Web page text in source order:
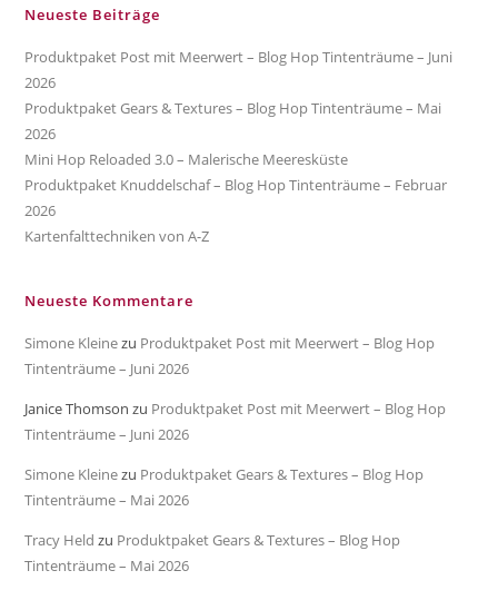
Neueste Beiträge
Produktpaket Post mit Meerwert – Blog Hop Tintenträume – Juni
2026
Produktpaket Gears & Textures – Blog Hop Tintenträume – Mai
2026
Mini Hop Reloaded 3.0 – Malerische Meeresküste
Produktpaket Knuddelschaf – Blog Hop Tintenträume – Februar
2026
Kartenfalttechniken von A-Z
Neueste Kommentare
Simone Kleinezu Produktpaket Post mit Meerwert – Blog Hop
Tintenträume – Juni 2026
Janice Thomson zu Produktpaket Post mit Meerwert – Blog Hop
Tintenträume – Juni 2026
Simone Kleinezu Produktpaket Gears & Textures – Blog Hop
Tintenträume – Mai 2026
Tracy Held zu Produktpaket Gears & Textures – Blog Hop
Tintenträume – Mai 2026